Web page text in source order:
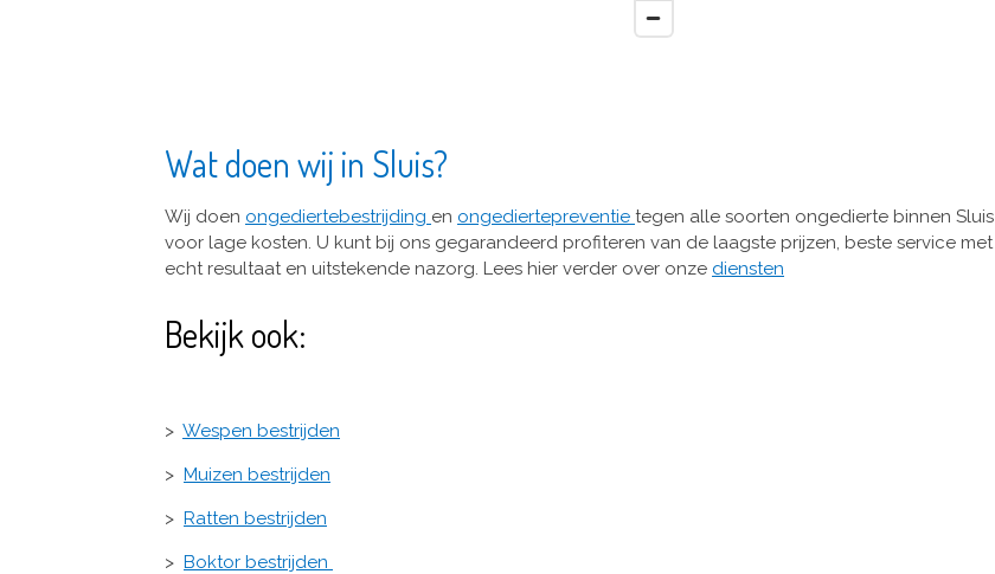
Wat doen wij in Sluis?
Wij doen ongediertebestrijding en ongediertepreventie tegen alle soorten ongedierte binnen Sluis
voor lage kosten. U kunt bij ons gegarandeerd profiteren van de laagste prijzen, beste service met
echt resultaat en uitstekende nazorg. Lees hier verder over onze diensten
Bekijk ook:
> Wespen bestrijden
> Muizen bestrijden
> Ratten bestrijden
> Boktor bestrijden